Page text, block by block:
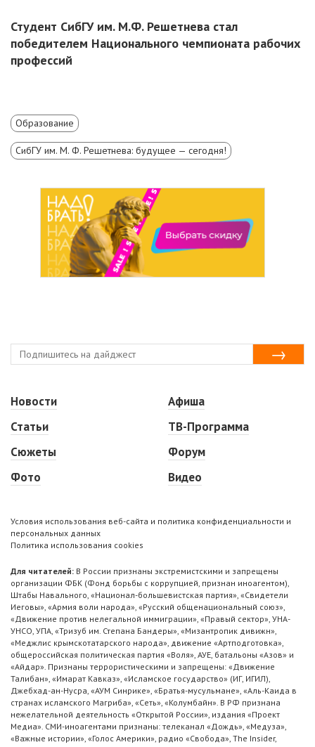
Студент СибГУ им. М.Ф. Решетнева стал
победителем Национального чемпионата рабочих
профессий
Образование
СибГУ им. М. Ф. Решетнева: будущее — сегодня!
Новости
Статьи
Сюжеты
Фото
Афиша
ТВ-Программа
Форум
Видео
Условия использования веб-сайта и политика конфиденциальности и
персональных данных
Политика использования cookies
Для читателей: В России признаны экстремистскими и запрещены
организации ФБК (Фонд борьбы с коррупцией, признан иноагентом),
Штабы Навального, «Национал-большевистская партия», «Свидетели
Иеговы», «Армия воли народа», «Русский общенациональный союз»,
«Движение против нелегальной иммиграции», «Правый сектор», УНА-
УНСО, УПА, «Тризуб им. Степана Бандеры», «Мизантропик дивижн»,
«Меджлис крымскотатарского народа», движение «Артподготовка»,
общероссийская политическая партия «Воля», АУЕ, батальоны «Азов» и
«Айдар». Признаны террористическими и запрещены: «Движение
Талибан», «Имарат Кавказ», «Исламское государство» (ИГ, ИГИЛ),
Джебхад-ан-Нусра, «АУМ Синрике», «Братья-мусульмане», «Аль-Каида в
странах исламского Магриба», «Сеть», «Колумбайн». В РФ признана
нежелательной деятельность «Открытой России», издания «Проект
Медиа». СМИ-иноагентами признаны: телеканал «Дождь», «Медуза»,
«Важные истории», «Голос Америки», радио «Свобода», The Insider,